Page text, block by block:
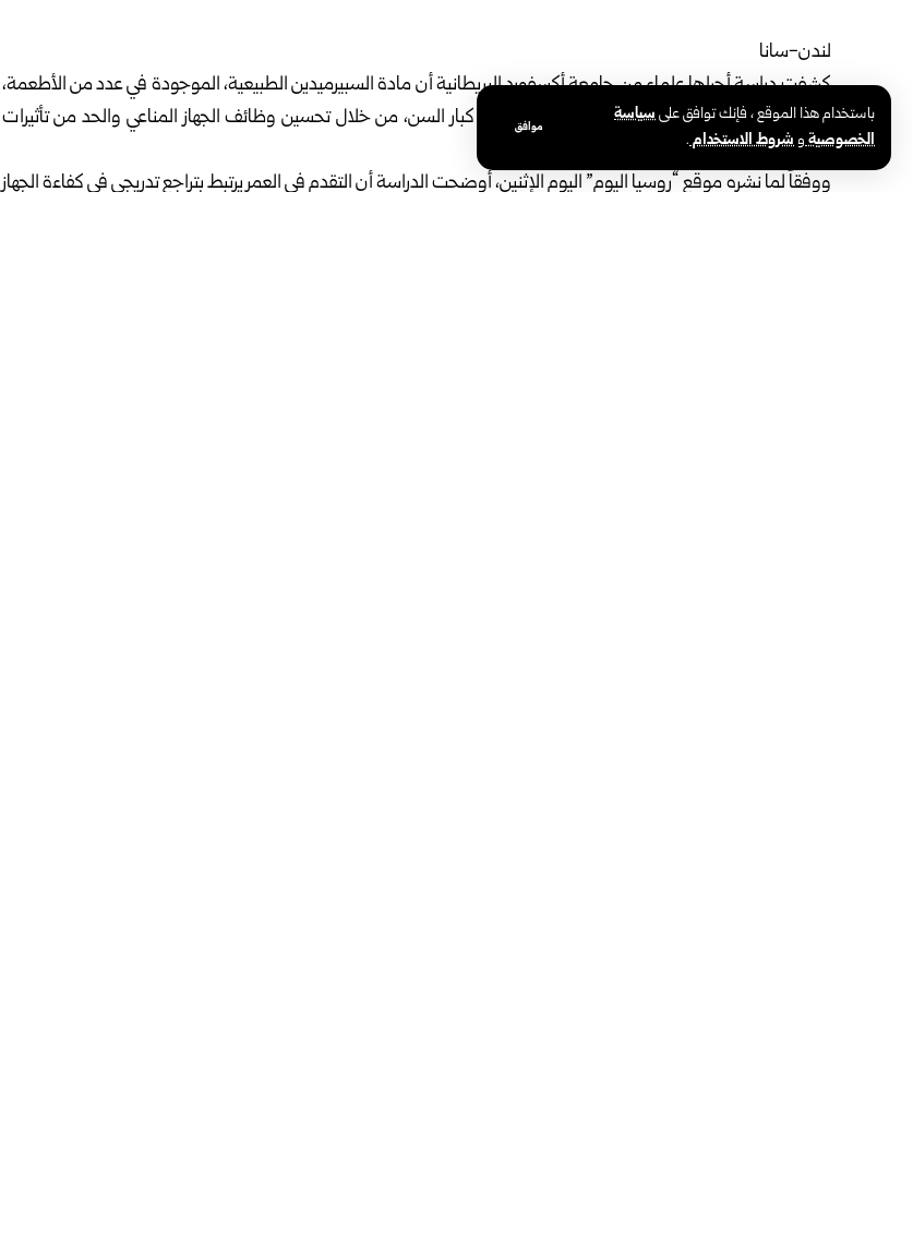
باستخدام هذا الموقع ، فإنك توافق علىسياسة
الخصوصيةوشروط الاستخدام.
موافق
لندن-سانا
كشفت دراسة أجراها علماء من جامعة أكسفورد البريطانية أن مادة السبيرميدين الطبيعية، الموجودة في عدد من الأطعمة،
قد تسهم في تعزيز الاستجابة المناعية للتطعيم لدى كبار السن، من خلال تحسين وظائف الجهاز المناعي والحد من تأثيرات
شيخوخة الخلايا المناعية.
ووفقاً لما نشره موقع “روسيا اليوم” اليوم الإثنين، أوضحت الدراسة أن التقدم في العمر يرتبط بتراجع تدريجي في كفاءة الجهاز